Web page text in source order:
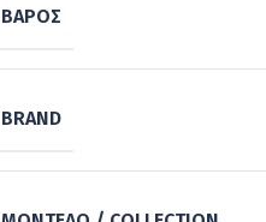
ΒΆΡΟΣ
BRAND